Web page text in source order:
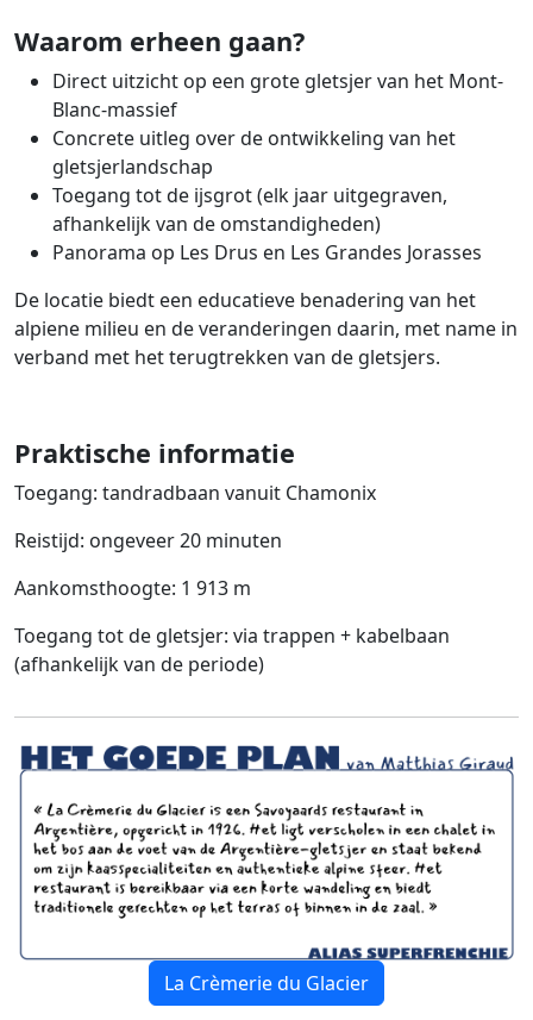
Waarom erheen gaan?
Direct uitzicht op een grote gletsjer van het Mont-
Blanc-massief
Concrete uitleg over de ontwikkeling van het
gletsjerlandschap
Toegang tot de ijsgrot (elk jaar uitgegraven,
afhankelijk van de omstandigheden)
Panorama op Les Drus en Les Grandes Jorasses
De locatie biedt een educatieve benadering van het
alpiene milieu en de veranderingen daarin, met name in
verband met het terugtrekken van de gletsjers.
Praktische informatie
Toegang: tandradbaan vanuit Chamonix
Reistijd: ongeveer 20 minuten
Aankomsthoogte: 1 913 m
Toegang tot de gletsjer: via trappen + kabelbaan
(afhankelijk van de periode)
La Crèmerie du Glacier